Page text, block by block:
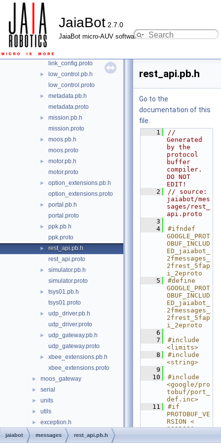
JaiaBot 2.7.0
JaiaBot micro-AUV software
►
jaia_dccl.proto
►
► link_config.pb.h
link_config.proto
►
low_control.pb.h
low_control.proto
►
metadata.pb.h
metadata.proto
►
mission.pb.h
mission.proto
►
moos.pb.h
moos.proto
►
motor.pb.h
motor.proto
►
option_extensions.pb.h
option_extensions.proto
►
portal.pb.h
portal.proto
►
ppk.pb.h
ppk.proto
►
rest_api.pb.h
rest_api.proto
►
simulator.pb.h
simulator.proto
►
tsys01.pb.h
tsys01.proto
►
udp_driver.pb.h
udp_driver.proto
►
udp_gateway.pb.h
udp_gateway.proto
►
xbee_extensions.pb.h
xbee_extensions.proto
► moos_gateway
► serial
► units
► utils
► exception.h
► groups.h
rest_api.pb.h
Go to the
documentation of this
file.
    1
//
Generated
by the
protocol
buffer
compiler.
DO NOT
EDIT!
    2
// source:
jaiabot/mes
sages/rest_
api.proto
    3
    4
#ifndef
GOOGLE_PROT
OBUF_INCLUD
ED_jaiabot_
2fmessages_
2frest_5fap
i_2eproto
    5
#define
GOOGLE_PROT
OBUF_INCLUD
ED_jaiabot_
2fmessages_
2frest_5fap
i_2eproto
    6
    7
#include
<limits>
    8
#include
<string>
    9
   10
#include
<google/pro
tobuf/port_
def.inc>
   11
#if
PROTOBUF_VE
RSION <
3021000
jaiabot messages rest_api.pb.h